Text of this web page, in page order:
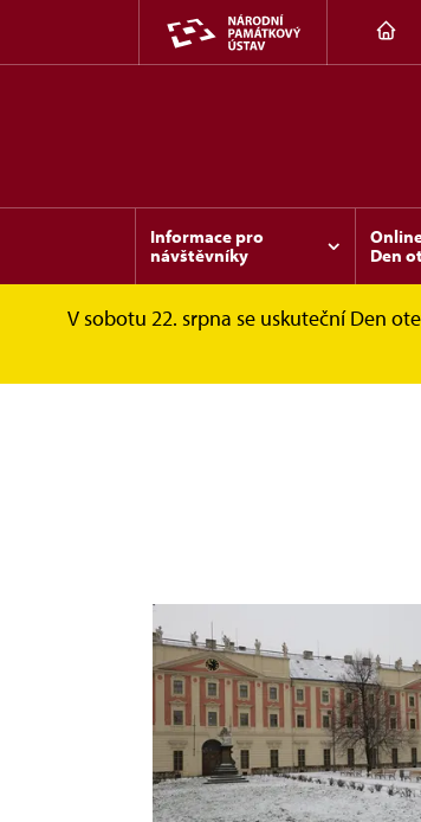
Informace pro
návštěvníky
Den
V sobotu 22. srpna se uskuteční Den
Invalidovna Fotogalerie